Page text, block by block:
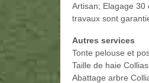
Artisan; Elagage 30
travaux sont
Autres services
Tonte pelouse et
Taille de haie Collias
Abattage arbre